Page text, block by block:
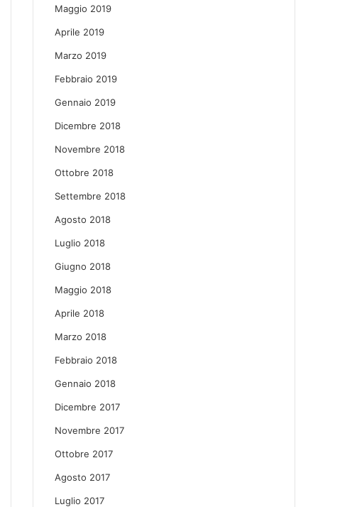
Maggio 2019
Aprile 2019
Marzo 2019
Febbraio 2019
Gennaio 2019
Dicembre 2018
Novembre 2018
Ottobre 2018
Settembre 2018
Agosto 2018
Luglio 2018
Giugno 2018
Maggio 2018
Aprile 2018
Marzo 2018
Febbraio 2018
Gennaio 2018
Dicembre 2017
Novembre 2017
Ottobre 2017
Agosto 2017
Luglio 2017